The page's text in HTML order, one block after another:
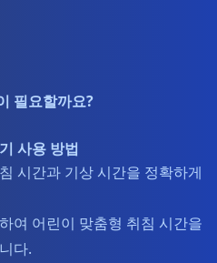
필요할까요?
사용 방법
시간과 기상 시간을 정확하게
여 어린이 맞춤형 취침 시간을
다.